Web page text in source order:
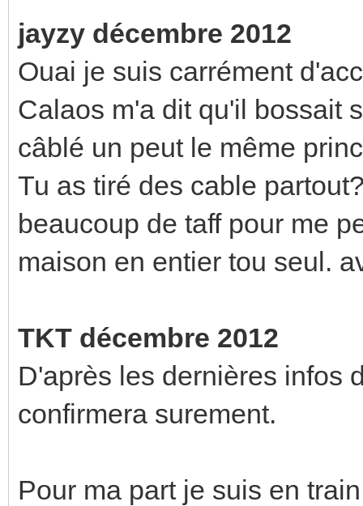
jayzy décembre 2012
Ouai je suis carrément
Calaos m'a dit qu'il bossait
câblé un peut le même
Tu as tiré des cable
beaucoup de taff pour me
maison en entier tou seul.
TKT décembre 2012
D'après les dernières infos
confirmera surement.
Pour ma part je suis en